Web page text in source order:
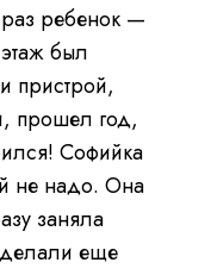
ребенок —
был
пристрой,
прошел год,
Софийка
не надо. Она
заняла
еще